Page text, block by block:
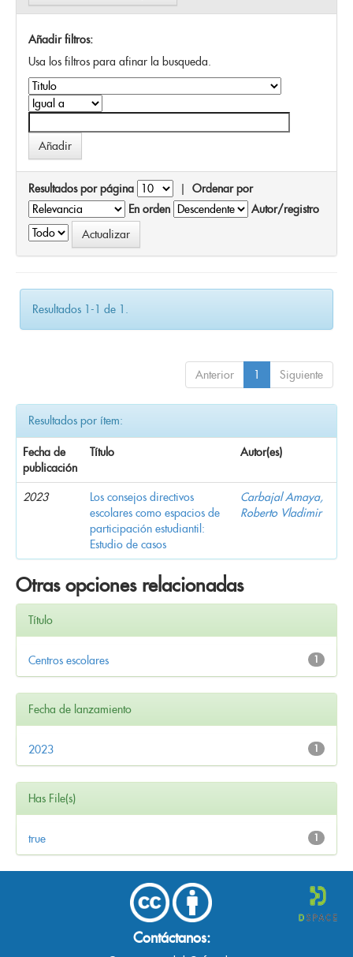
Añadir filtros:
Usa los filtros para afinar la busqueda.
Resultados por página | Ordenar por
En orden
Autor/registro
Resultados 1-1 de 1.
Anterior 1 Siguiente
Resultados por ítem:
Fecha de
publicación
Título Autor(es)
2023
Los consejos directivos
escolares como espacios de
participación estudiantil:
Estudio de casos
Carbajal Amaya,
Roberto Vladimir
Otras opciones relacionadas
Título
1
Centros escolares
Fecha de lanzamiento
1
2023
Has File(s)
1
true
Contáctanos: